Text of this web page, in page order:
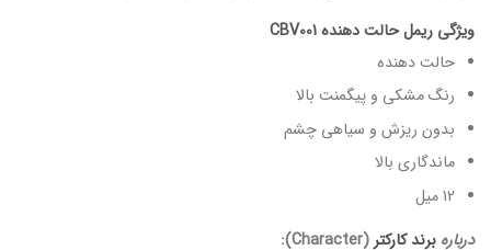
ویژگی ریمل حالت دهنده CBV001
حالت دهنده
رنگ مشکی و پیگمنت بالا
بدون ریزش و سیاهی چشم
ماندگاری بالا
12 میل
درباره برند کارکتر (Character):